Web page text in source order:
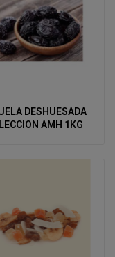
DESHUESADA
AMH 1KG